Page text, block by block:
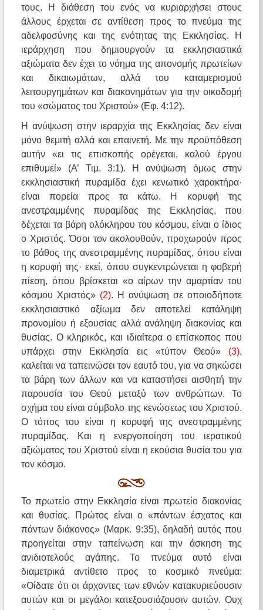
τους. Η διάθεση του ενός να κυριαρχήσει στους
άλλους έρχεται σε αντίθεση προς το πνεύμα της
αδελφοσύνης και της ενότητας της Εκκλησίας. Η
ιεράρχηση που δημιουργούν τα εκκλησιαστικά
αξιώματα δεν έχει το νόημα της απονομής πρωτείων
και δικαιωμάτων, αλλά του καταμερισμού
λειτουργημάτων και διακονημάτων για την οικοδομή
του «σώματος του Χριστού» (Εφ. 4:12).
Η ανύψωση στην ιεραρχία της Εκκλησίας δεν είναι
μόνο θεμιτή αλλά και επαινετή. Με την προϋπόθεση
αυτήν «ει τις επισκοπής ορέγεται, καλού έργου
επιθυμεί» (Α’ Τιμ. 3:1). Η ανύψωση όμως στην
εκκλησιαστική πυραμίδα έχει κενωτικό χαρακτήρα·
είναι πορεία προς τα κάτω. Η κορυφή της
ανεστραμμένης πυραμίδας της Εκκλησίας, που
δέχεται τα βάρη ολόκληρου του κόσμου, είναι ο ίδιος
ο Χριστός. Όσοι τον ακολουθούν, προχωρούν προς
το βάθος της ανεστραμμένης πυραμίδας, όπου είναι
η κορυφή της· εκεί, όπου συγκεντρώνεται η φοβερή
πίεση, όπου βρίσκεται «ο αίρων την αμαρτίαν του
κόσμου Χριστός» (2). Η ανύψωση σε οποιοδήποτε
εκκλησιαστικό αξίωμα δεν αποτελεί κατάληψη
προνομίου ή εξουσίας αλλά ανάληψη διακονίας και
θυσίας. Ο κληρικός, και ιδιαίτερα ο επίσκοπος που
υπάρχει στην Εκκλησία εις «τύπον Θεού»(3),
καλείται να ταπεινώσει τον εαυτό του, για να σηκώσει
τα βάρη των άλλων και να καταστήσει αισθητή την
παρουσία του Θεού μεταξύ των ανθρώπων. Το
σχήμα του είναι σύμβολο της κενώσεως του Χριστού.
Ο τόπος του είναι η κορυφή της ανεστραμμένης
πυραμίδας. Και η ενεργοποίηση του ιερατικού
αξιώματος του Χριστού είναι η εκούσια θυσία του για
τον κόσμο.
Το πρωτείο στην Εκκλησία είναι πρωτείο διακονίας
και θυσίας. Πρώτος είναι ο «πάντων έσχατος και
πάντων διάκονος» (Μαρκ. 9:35), δηλαδή αυτός που
προηγείται στην ταπείνωση και την άσκηση της
ανιδιοτελούς αγάπης. Το πνεύμα αυτό είναι
διαμετρικά αντίθετο προς το κοσμικό πνεύμα:
«Οίδατε ότι οι άρχοντες των εθνών κατακυριεύουσιν
αυτών και οι μεγάλοι κατεξουσιάζουσιν αυτών. Ουχ